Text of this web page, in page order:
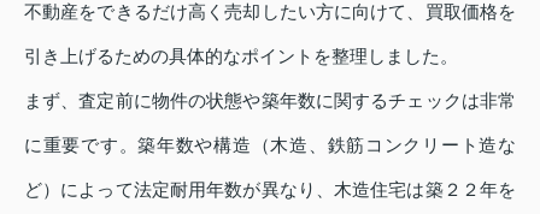
不動産をできるだけ高く売却したい方に向けて、買取価格を
引き上げるための具体的なポイントを整理しました。
まず、査定前に物件の状態や築年数に関するチェックは非常
に重要です。築年数や構造（木造、鉄筋コンクリート造な
ど）によって法定耐用年数が異なり、木造住宅は築２２年を